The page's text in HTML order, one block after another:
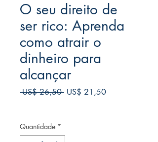
O seu direito de
ser rico: Aprenda
como atrair o
dinheiro para
alcançar
US$ 26,50 Preço
US$ 21,50Preço
Quantidade *